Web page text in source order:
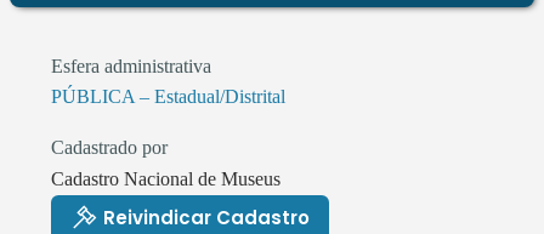
Esfera administrativa
PÚBLICA – Estadual/Distrital
Cadastrado por
Cadastro Nacional de Museus
Reivindicar Cadastro